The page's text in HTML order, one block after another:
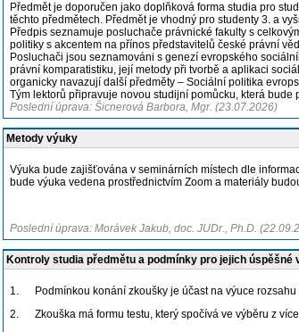
Předmět je doporučen jako doplňková forma studia pro
těchto předmětech. Předmět je vhodný pro studenty 3. a
Předpis seznamuje posluchače právnické fakulty s
politiky s akcentem na přínos představitelů české právní
Posluchači jsou seznamováni s genezí evropského
právní komparatistiku, její metody při tvorbě a aplikaci
organicky navazují další předměty – Sociální politika
Tým lektorů připravuje novou studijní pomůcku, která
Poslední úprava: Šicnerová Barbora, Mgr. (23.07.2026)
Metody výuky
Výuka bude zajišťována v seminárních místech dle
bude výuka vedena prostřednictvím Zoom a materiály
Poslední úprava: Morávek Jakub, doc. JUDr., Ph.D.
Kontroly studia předmětu a podmínky pro jejich úspěšné
1.
Podmínkou konání zkoušky je účast na výuce
2.
Zkouška má formu testu, který spočívá ve výběru z